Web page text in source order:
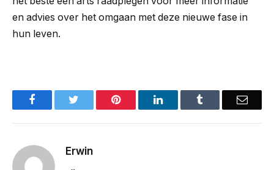
en advies over het omgaan met deze nieuwe fase in
hun leven.
Facebook Pinterest LinkedIn Email
Erwin